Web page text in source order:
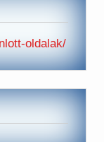
oldalak/